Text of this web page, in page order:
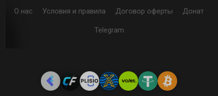
О нас Условия и правила Договор оферты Донат
Telegram